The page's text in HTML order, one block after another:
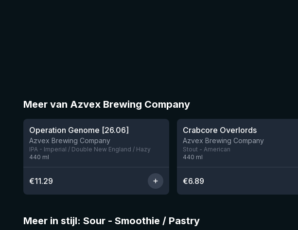
Meer van Azvex Brewing Company
Operation Genome [26.06]
Azvex Brewing Company
IPA - Imperial / Double New England / Hazy
440 ml
€11.29
★3.8
Crabcore Overlords
Azvex Brewing Company
Stout - American
440 ml
€6.89
Meer in stijl: Sour - Smoothie / Pastry
★4.04 ★4.15